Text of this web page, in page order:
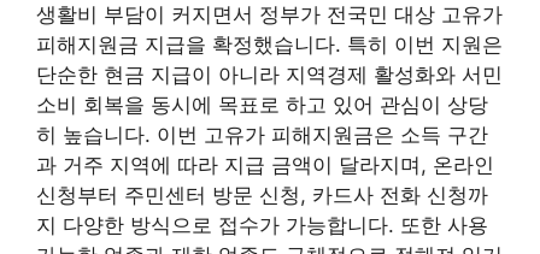
생활비 부담이 커지면서 정부가 전국민 대상 고유가
피해지원금 지급을 확정했습니다. 특히 이번 지원은
단순한 현금 지급이 아니라 지역경제 활성화와 서민
소비 회복을 동시에 목표로 하고 있어 관심이 상당
히 높습니다. 이번 고유가 피해지원금은 소득 구간
과 거주 지역에 따라 지급 금액이 달라지며, 온라인
신청부터 주민센터 방문 신청, 카드사 전화 신청까
지 다양한 방식으로 접수가 가능합니다. 또한 사용